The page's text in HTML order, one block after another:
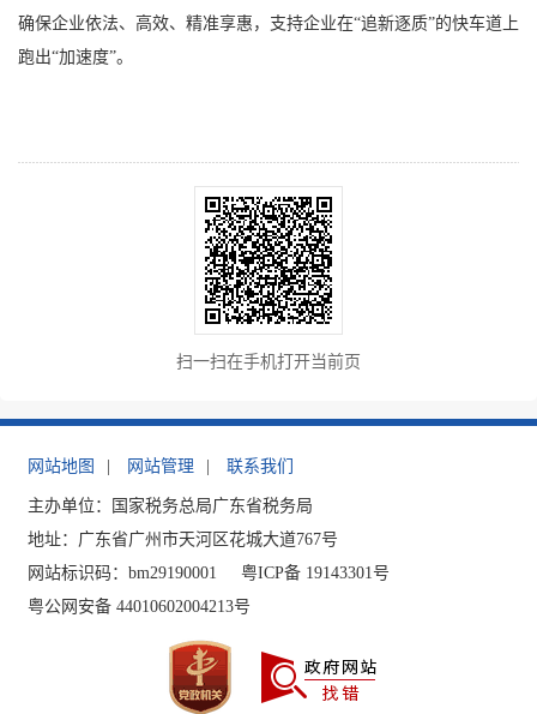
确保企业依法、高效、精准享惠，支持企业在“追新逐质”的快车道上
跑出“加速度”。
扫一扫在手机打开当前页
网站地图 网站管理 联系我们
主办单位：国家税务总局广东省税务局
地址：广东省广州市天河区花城大道767号
网站标识码：bm29190001
粤ICP备 19143301号
粤公网安备 44010602004213号